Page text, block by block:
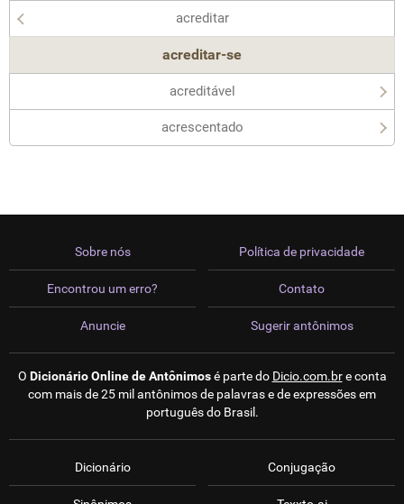
acreditar
acreditar-se
acreditável
acrescentado
Sobre nós
Encontrou um erro?
Anuncie
Política de privacidade
Contato
Sugerir antônimos
O Dicionário Online de Antônimosé parte do Dicio.com.bre conta
com mais de 25 mil antônimos de palavras e de expressões em
português do Brasil.
Dicionário Conjugação